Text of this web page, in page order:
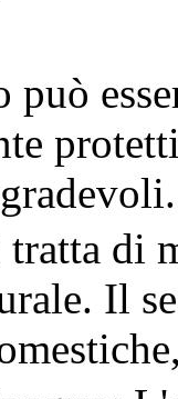
può
tratta di
Il